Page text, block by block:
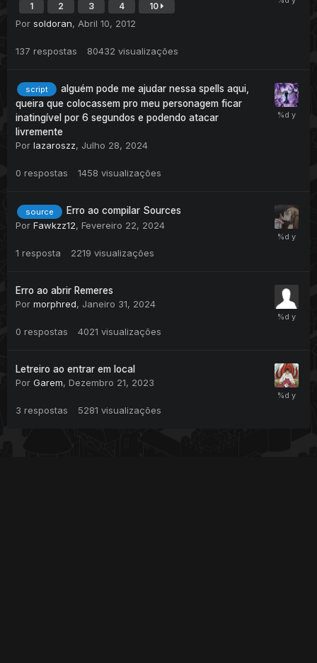
1 2 3 4 10
Por soldoran, Abril 10, 2012
137 respostas 80432 visualizações
script
alguém pode me ajudar nessa spells aqui,
queira que colocassem pro meu personagem ficar
inatingível por 6 segundos e podendo atacar
livremente
Por lazaroszz, Julho 28, 2024
0 respostas 1458 visualizações
source
Erro ao compilar Sources
Por Fawkzz12, Fevereiro 22, 2024
1 resposta 2219 visualizações
Erro ao abrir Remeres
Por morphred, Janeiro 31, 2024
0 respostas 4021 visualizações
Letreiro ao entrar em local
Por Garem, Dezembro 21, 2023
3 respostas 5281 visualizações